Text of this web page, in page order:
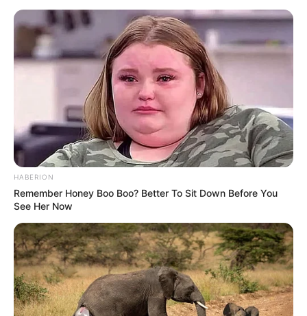
HABERION
Remember Honey Boo Boo? Better To Sit Down Before You
See Her Now